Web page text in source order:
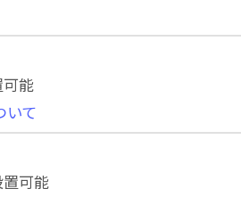
能
いて
可能